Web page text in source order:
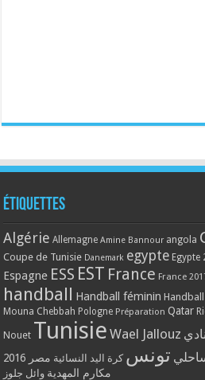
Étiquettes
Algérie Allemagne Amine Bannour angola
Coupe de Tunisie Danemark egypte Egypte
Espagne ESS EST France France
handball Handball féminin
Mouna Chebbah Pologne Préparation Qatar
Nouet Tunisie Wael Jallouz
تونس كرة اليد النسائية مصر 2016
مكارم المهدية وائل جلوز